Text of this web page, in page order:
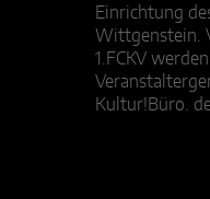
Einrichtung
Wittgenstein.
1.FCKV
Kultur!Büro.